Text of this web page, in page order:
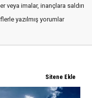
veya imalar, inançlara saldırı
yazılmış yorumlar